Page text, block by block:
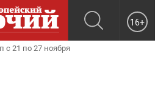
16+
с 21 по 27 ноября